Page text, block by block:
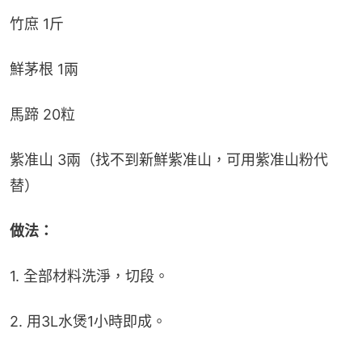
竹庶 1斤
鮮茅根 1兩
馬蹄 20粒
紫准山 3兩（找不到新鮮紫准山，可用紫准山粉代
替）
做法：
1. 全部材料洗淨，切段。
2. 用3L水煲1小時即成。